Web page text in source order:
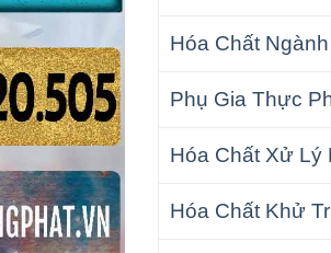
Hóa Chất
Phụ Gia Thực
Hóa Chất Xử Lý
Hóa Chất Khử